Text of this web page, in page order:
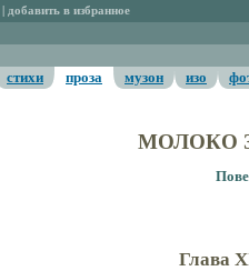
добавить в избранное
стихи проза музон изо
МОЛОКО
Глава